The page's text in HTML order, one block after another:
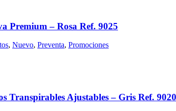
Premium – Rosa Ref. 9025
, Nuevo, Preventa, Promociones
Transpirables Ajustables – Gris Ref. 9020